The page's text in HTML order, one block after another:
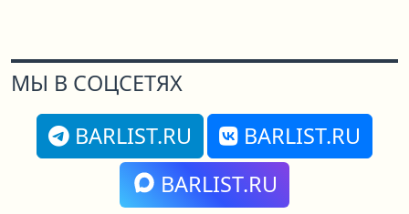
МЫ В СОЦСЕТЯХ
BARLIST.RU
BARLIST.RU
BARLIST.RU